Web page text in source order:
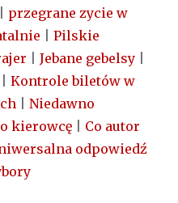
przegrane zycie w
Pilskie
Jebane gebelsy
Kontrole biletów w
Niedawno
kierowcę
Co autor
odpowiedź